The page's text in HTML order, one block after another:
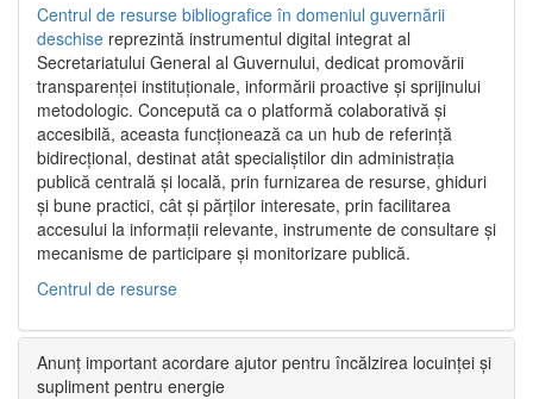
Centrul de resurse bibliografice în domeniul guvernării
deschise reprezintă instrumentul digital integrat al
Secretariatului General al Guvernului, dedicat promovării
transparenței instituționale, informării proactive și sprijinului
metodologic. Concepută ca o platformă colaborativă și
accesibilă, aceasta funcționează ca un hub de referință
bidirecțional, destinat atât specialiștilor din administrația
publică centrală și locală, prin furnizarea de resurse, ghiduri
și bune practici, cât și părților interesate, prin facilitarea
accesului la informații relevante, instrumente de consultare și
mecanisme de participare și monitorizare publică.
Centrul de resurse
Anunț important acordare ajutor pentru încălzirea locuinței și
supliment pentru energie